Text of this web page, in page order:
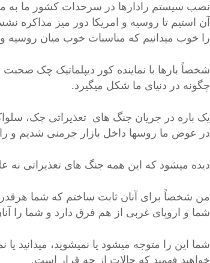
نصب سیستم رادارها در سرحدات کشور ما به
آن استیم تا روسیه و امریکا دور میز مذاکره
را خوب میدانیم که مناسبات خوب میان
شخصاً بارها با نماینده کور دیپلماتیک چک
چگونه در دنیای ما شکل میگیرد.
یک باره در جریان جنگ های تعذیراتی چک، سلواک،
در عوض ما روسها داخل بازار جرمنی شدیم و
دیده میشود که این همه جنگ های تعذیراتی نه
من شخصاً برای آنان ثابت ساختم که شما
شما و اروپای غربی از هم فرق دارد و شما را
شما این را متوجه میشود یا نمیشوید، میدانید
خواهید فهمید که حالات از چه قرار است.